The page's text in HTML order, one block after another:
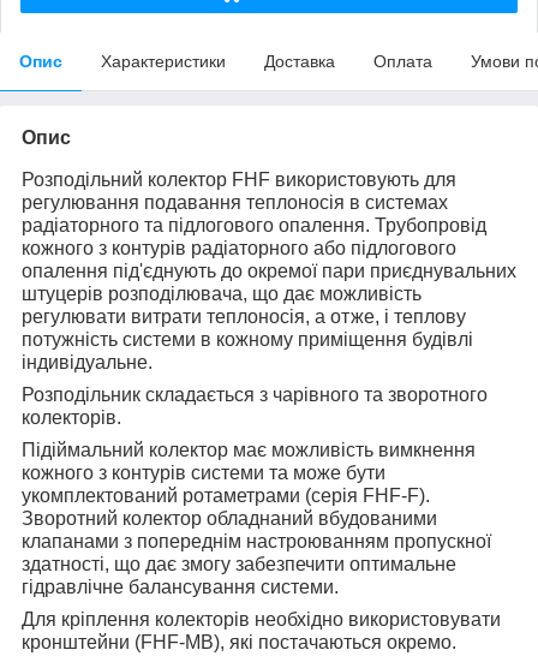
Опис Характеристики Доставка Оплата Умови
Опис
Розподільний колектор FHF використовують для
регулювання подавання теплоносія в системах
радіаторного та підлогового опалення. Трубопровід
кожного з контурів радіаторного або підлогового
опалення під'єднують до окремої пари приєднувальних
штуцерів розподілювача, що дає можливість
регулювати витрати теплоносія, а отже, і теплову
потужність системи в кожному приміщення будівлі
індивідуальне.
Розподільник складається з чарівного та зворотного
колекторів.
Підіймальний колектор має можливість вимкнення
кожного з контурів системи та може бути
укомплектований ротаметрами (серія FHF-F).
Зворотний колектор обладнаний вбудованими
клапанами з попереднім настроюванням пропускної
здатності, що дає змогу забезпечити оптимальне
гідравлічне балансування системи.
Для кріплення колекторів необхідно використовувати
кронштейни (FHF-MB), які постачаються окремо.